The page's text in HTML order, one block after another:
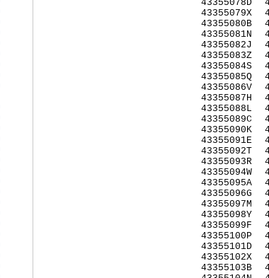
43355078D
43355079X
43355080B
43355081N
43355082J
43355083Z
43355084S
43355085Q
43355086V
43355087H
43355088L
43355089C
43355090K
43355091E
43355092T
43355093R
43355094W
43355095A
43355096G
43355097M
43355098Y
43355099F
43355100P
43355101D
43355102X
43355103B